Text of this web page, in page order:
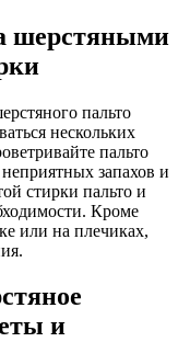
шерстяными
пальто
нескольких
пальто
запахов и
стирки пальто и
Кроме
или на плечиках,
и